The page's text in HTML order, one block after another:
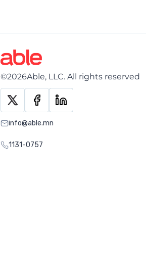
©2026Able, LLC. All rights reserved
info@able.mn
1131-0757